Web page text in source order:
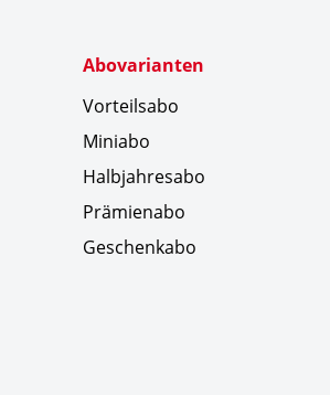
Abovarianten
Vorteilsabo
Miniabo
Halbjahresabo
Prämienabo
Geschenkabo